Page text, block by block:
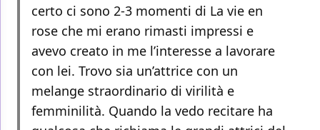
certo ci sono 2-3 momenti di La vie en
rose che mi erano rimasti impressi e
avevo creato in me l’interesse a lavorare
con lei. Trovo sia un’attrice con un
melange straordinario di virilità e
femminilità. Quando la vedo recitare ha